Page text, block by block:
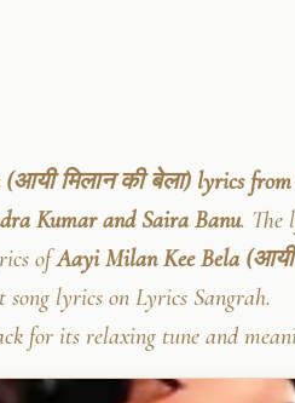
मिलान की बेला) lyrics from
Kumar and Saira Banu. The
ofAayi Milan Kee Bela
lyrics on Lyrics Sangrah.
for its relaxing tune and